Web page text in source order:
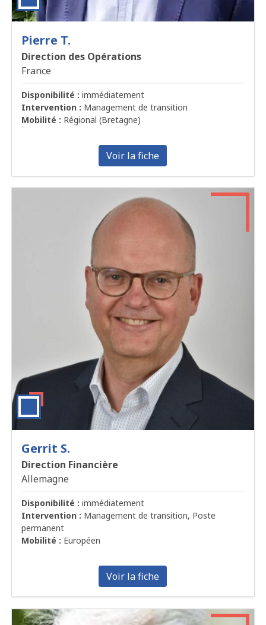
Pierre T.
Direction des Opérations
France
Disponibilité :immédiatement
Intervention : Management de transition
Mobilité : Régional (Bretagne)
Voir la fiche
Gerrit S.
Direction Financière
Allemagne
Disponibilité :immédiatement
Intervention : Management de transition, Poste
permanent
Mobilité : Européen
Voir la fiche